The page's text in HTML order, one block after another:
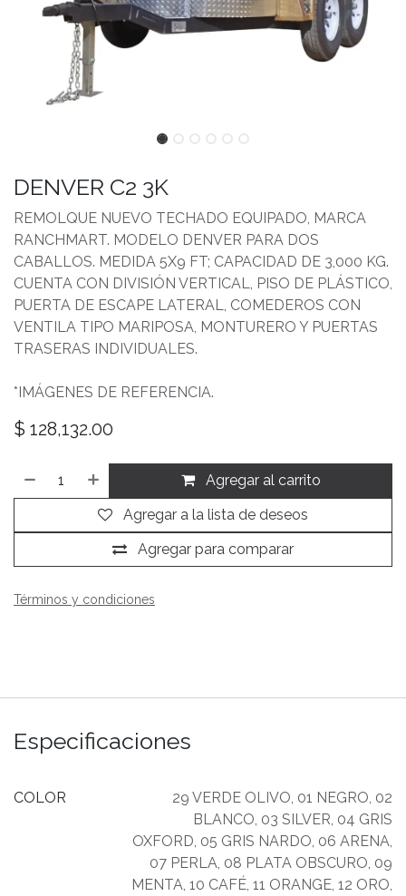
DENVER C2 3K
REMOLQUE NUEVO TECHADO EQUIPADO, MARCA
RANCHMART. MODELO DENVER PARA DOS
CABALLOS. MEDIDA 5X9 FT; CAPACIDAD DE 3,000 KG.
CUENTA CON DIVISIÓN VERTICAL, PISO DE PLÁSTICO,
PUERTA DE ESCAPE LATERAL, COMEDEROS CON
VENTILA TIPO MARIPOSA, MONTURERO Y PUERTAS
TRASERAS INDIVIDUALES.
*IMÁGENES DE REFERENCIA.
$ 128,132.00
Agregar al carrito
Agregar para comparar
Agregar a la lista de deseos
Términos y condiciones
Especificaciones
COLOR 29 VERDE OLIVO, 01 NEGRO, 02
BLANCO, 03 SILVER, 04 GRIS
OXFORD, 05 GRIS NARDO, 06 ARENA,
07 PERLA, 08 PLATA OBSCURO, 09
MENTA, 10 CAFÉ, 11 ORANGE, 12 ORO,